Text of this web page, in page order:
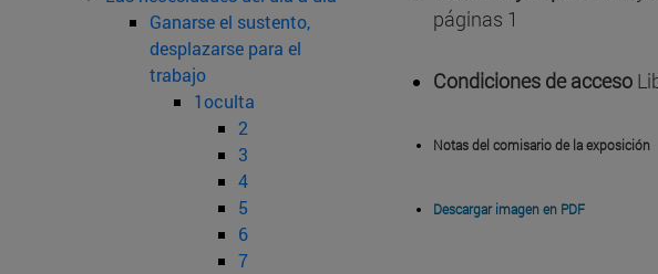
Ganarse el sustento,
desplazarse para el
trabajo
1oculta
2
3
4
5
6
7
páginas 1
Condiciones de acceso
Notas del comisario de la exposición
Descargar imagen en PDF